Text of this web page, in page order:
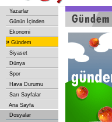
Yazarlar
Günün İçinden
Ekonomi
» Gündem
Siyaset
Dünya
Spor
Hava Durumu
Sarı Sayfalar
Ana Sayfa
Dosyalar